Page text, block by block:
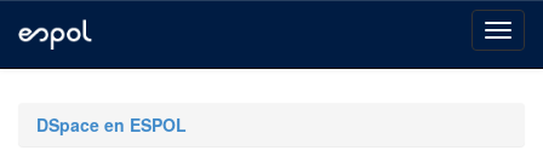
navigationDSpace en ESPOL